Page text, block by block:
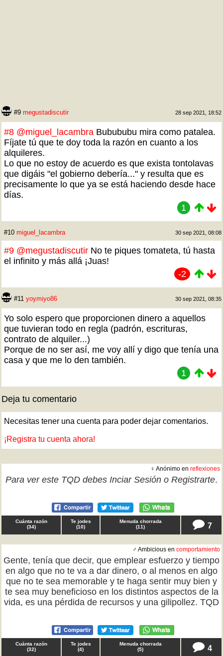
#9 megustadiscutir 28 sep 2021, 18:52
#8 @miguel_lacambra Bubububu mira como patalea.
Fíjate tú que te doy toda la razón en cuanto a los
alquileres.
Lo que no estoy de acuerdo es que exista tontolavas
que digáis "el gobierno debería..." y resulta que es
precisamente lo que ya se está haciendo desde hace
días.
1
#10 miguel_lacambra 30 sep 2021, 08:08
#9 @megustadiscutir No te piques tomateta, tú hasta
el infinito y más allá ¡Juas!
-2
#11 yoymiyo86 30 sep 2021, 08:35
Yo solo espero que proporcionen dinero a aquellos
que tuvieran todo en regla (padrón, escrituras,
contrato de alquiler...)
Porque de no ser así, me voy allí y digo que tenía una
casa y que me lo den también.
1
Deja tu comentario
Necesitas tener una cuenta para poder dejar comentarios.
¡Registra tu cuenta ahora!
♀ Anónimo en reflexiones
Para ver este TQD debes Inciar Sesión o Registrarte.
Cuánta razón
(34)
Te jodes
(10)
Menuda chorrada
(11) 7
♂ Ambicious en comportamiento
Gente, tenía que decir, que emplear esfuerzo y tiempo
en algo que no te va a dar dinero, o al menos en algo
que no te sea memorable y te haga sentir muy bien y
te sea muy beneficioso en los distintos aspectos de la
vida, es una pérdida de recursos y una gilipollez. TQD
Cuánta razón
(32)
Te jodes
(4)
Menuda chorrada
(5) 4